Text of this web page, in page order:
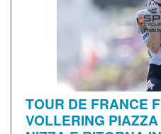
TOUR DE FRANCE
VOLLERING